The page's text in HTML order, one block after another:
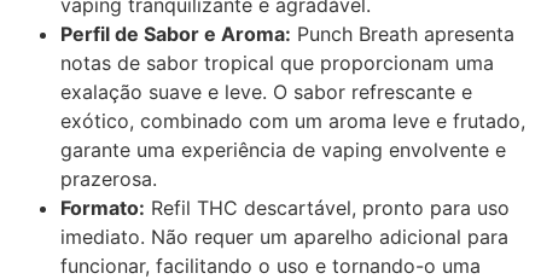
Perfil de Sabor e Aroma: Punch Breath apresenta
notas de sabor tropical que proporcionam uma
exalação suave e leve. O sabor refrescante e
exótico, combinado com um aroma leve e frutado,
garante uma experiência de vaping envolvente e
prazerosa.
Formato: Refil THC descartável, pronto para uso
imediato. Não requer um aparelho adicional para
funcionar, facilitando o uso e tornando-o uma